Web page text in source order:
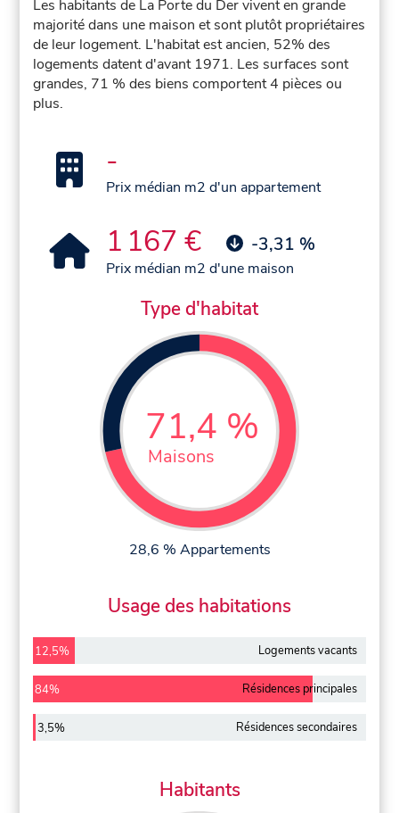
Les habitants de La Porte du Der vivent en grande
majorité dans une maison et sont plutôt propriétaires
de leur logement. L'habitat est ancien, 52% des
logements datent d'avant 1971. Les surfaces sont
grandes, 71 % des biens comportent 4 pièces ou
plus.
-
Prix médian m2 d'un appartement
1 167 € -3,31 %
Prix médian m2 d'une maison
Type d'habitat
71,4 %
Maisons
28,6 % Appartements
Usage des habitations
12,5% Logements vacants
84% Résidences principales
3,5% Résidences secondaires
Habitants